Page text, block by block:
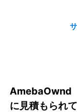
テンプレー
保存機能
AmebaOwnd
に見積もられ